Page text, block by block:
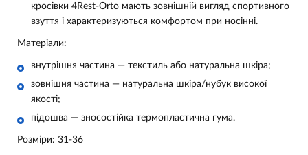
кросівки 4Rest-Orto мають зовнішній вигляд спортивного
взуття і характеризуються комфортом при носінні.
Матеріали:
внутрішня частина — текстиль або натуральна шкіра;
зовнішня частина — натуральна шкіра/нубук високої
якості;
підошва — зносостійка термопластична гума.
Розміри: 31-36